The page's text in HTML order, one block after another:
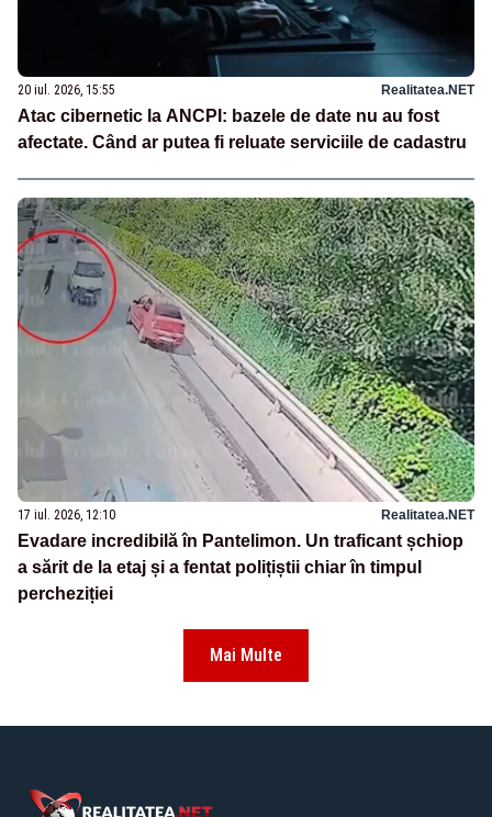
20 iul. 2026, 15:55 Realitatea.NET
Atac cibernetic la ANCPI: bazele de date nu au fost
afectate. Când ar putea fi reluate serviciile de cadastru
17 iul. 2026, 12:10 Realitatea.NET
Evadare incredibilă în Pantelimon. Un traficant șchiop
a sărit de la etaj și a fentat polițiștii chiar în timpul
percheziției
Mai Multe